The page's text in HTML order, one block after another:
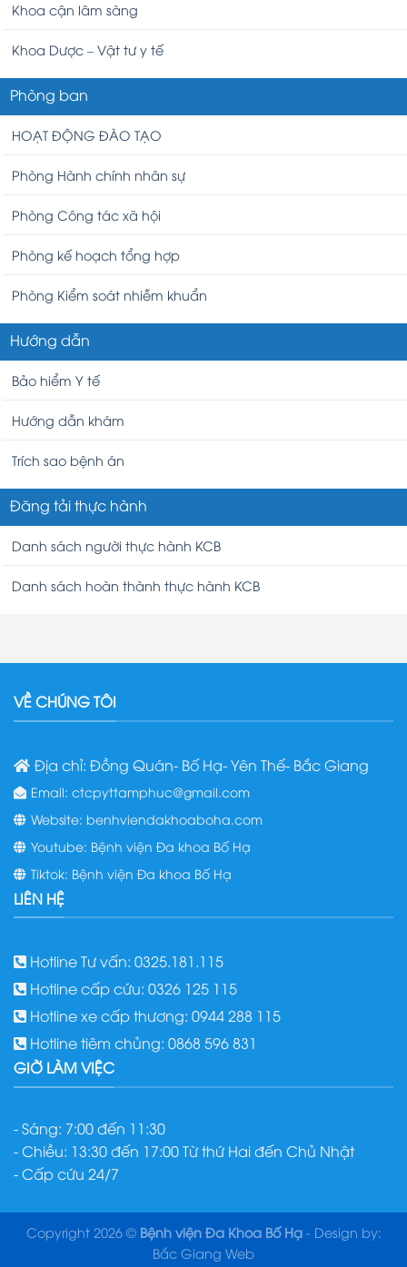
Khoa cận lâm sàng
Khoa Dược – Vật tư y tế
Phòng ban
HOẠT ĐỘNG ĐÀO TẠO
Phòng Hành chính nhân sự
Phòng Công tác xã hội
Phòng kế hoạch tổng hợp
Phòng Kiểm soát nhiễm khuẩn
Hướng dẫn
Bảo hiểm Y tế
Hướng dẫn khám
Trích sao bệnh án
Đăng tải thực hành
Danh sách người thực hành KCB
Danh sách hoàn thành thực hành KCB
VỀ CHÚNG TÔI
Địa chỉ: Đồng Quán- Bố Hạ- Yên Thế- Bắc Giang
Email: ctcpyttamphuc@gmail.com
Website: benhviendakhoaboha.com
Youtube: Bệnh viện Đa khoa Bố Hạ
Tiktok: Bệnh viện Đa khoa Bố Hạ
LIÊN HỆ
Hotline Tư vấn: 0325.181.115
Hotline cấp cứu: 0326 125 115
Hotline xe cấp thương: 0944 288 115
Hotline tiêm chủng: 0868 596 831
GIỜ LÀM VIỆC
- Sáng: 7:00 đến 11:30
- Chiều: 13:30 đến 17:00 Từ thứ Hai đến Chủ Nhật
- Cấp cứu 24/7
Copyright 2026 © Bệnh viện Đa Khoa Bố Hạ- Design by:
Bắc Giang Web